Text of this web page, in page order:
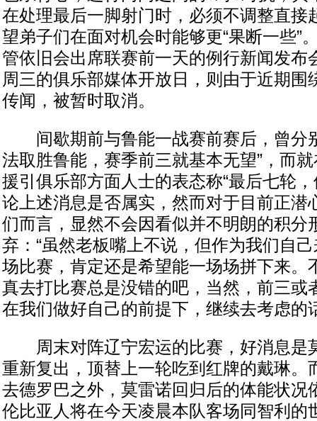
在处理最后一脚射门时，必须不调整直接
望弟子们在面对机会时能够更“果断一些”
管依旧会出席联赛前一天的例行新闻发布
周三的俱乐部媒体开放日，则由于近期围
传闻，被暂时取消。
间歇期前与鲁能一战赛前赛后，曾分
法取胜鲁能，赛季前三就基本无望”，而
援引俱乐部方面人士的表态称“最后七轮
论上述消息是否属实，然而对于目前正潜
们而言，显然不会因看似并不明朗的积分
弃：“虽然老板嘴上不说，但作为我们自
场比赛，肯定还是希望能一场场拼下来。
真去打比赛总是没错的吧，当然，前三或
在我们做好自己的前提下，继续去考虑的
周末对阵辽宁宏运的比赛，好消息是
重新复出，顶替上一轮吃到红牌的戴琳。
去德罗巴之外，莫雷诺回归后的体能状况
伦比亚人将在今天凌晨本队客场同智利的